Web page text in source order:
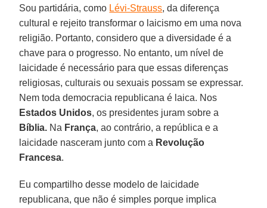
Sou partidária, como Lévi-Strauss, da diferença
cultural e rejeito transformar o laicismo em uma nova
religião. Portanto, considero que a diversidade é a
chave para o progresso. No entanto, um nível de
laicidade é necessário para que essas diferenças
religiosas, culturais ou sexuais possam se expressar.
Nem toda democracia republicana é laica. Nos
Estados Unidos, os presidentes juram sobre a
Bíblia. Na França, ao contrário, a república e a
laicidade nasceram junto com a Revolução
Francesa.
Eu compartilho desse modelo de laicidade
republicana, que não é simples porque implica